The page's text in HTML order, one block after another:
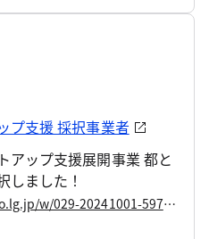
プ支援 採択事業者
アップ支援展開事業 都と
しました！
https://www.my.metro.tokyo.lg.jp/w/029-20241001-59735915